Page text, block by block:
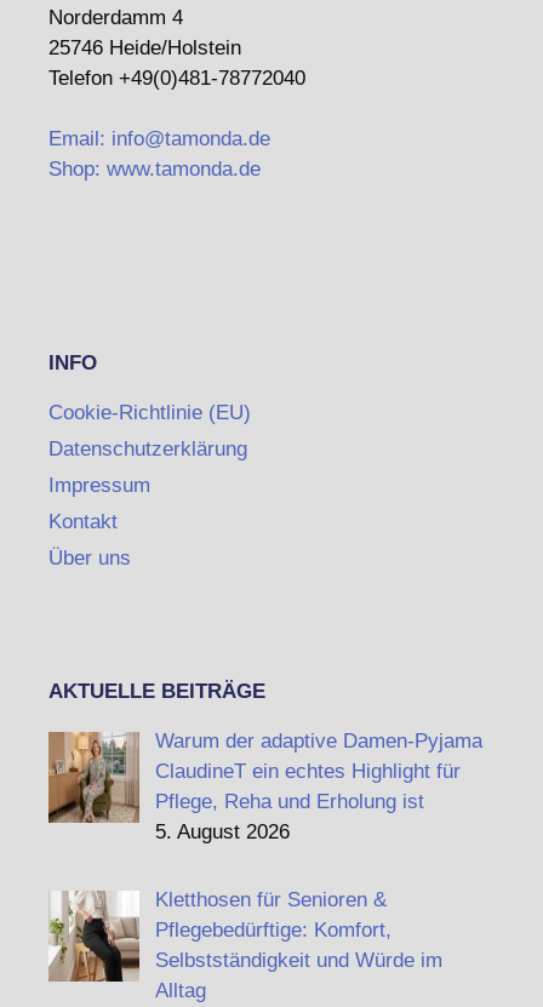
Norderdamm 4
25746 Heide/Holstein
Telefon +49(0)481-78772040
Email: info@tamonda.de
Shop: www.tamonda.de
INFO
Cookie-Richtlinie (EU)
Datenschutzerklärung
Impressum
Kontakt
Über uns
AKTUELLE BEITRÄGE
Warum der adaptive Damen-Pyjama
ClaudineT ein echtes Highlight für
Pflege, Reha und Erholung ist
5. August 2026
Kletthosen für Senioren &
Pflegebedürftige: Komfort,
Selbstständigkeit und Würde im
Alltag